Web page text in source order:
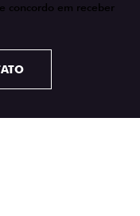
e concordo em receber